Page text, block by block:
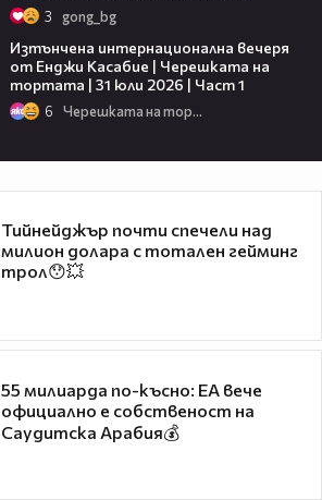
3 gong_bg
Изтънчена интернационална вечеря
от Енджи Касабие | Черешката на
тортата | 31 юли 2026 | Част 1
6 Черешката на тортата
Тийнейджър почти спечели над
милион долара с тотален гейминг
трол😯💥
55 милиарда по-късно: EA вече
официално е собственост на
Саудитска Арабия💰